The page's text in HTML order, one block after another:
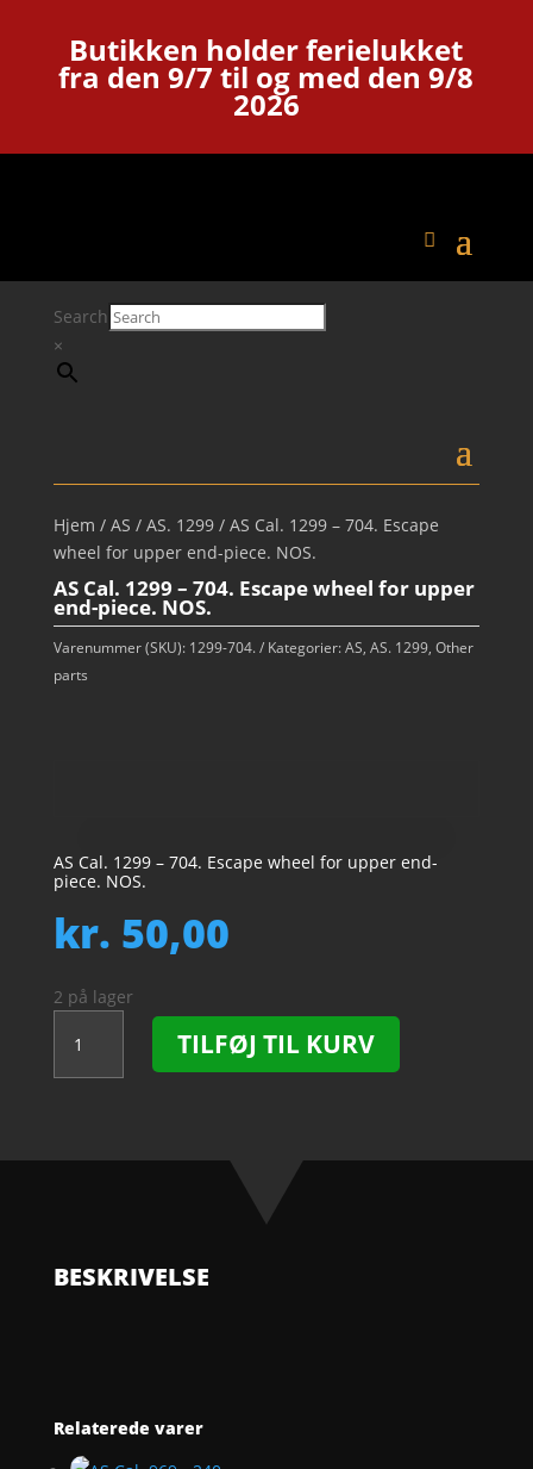
Butikken holder ferielukket
fra den 9/7 til og med den 9/8
2026
Search
×
Hjem / AS / AS. 1299/ AS Cal. 1299 – 704. Escape
wheel for upper end-piece. NOS.
AS Cal. 1299 – 704. Escape wheel for upper
end-piece. NOS.
Varenummer (SKU): 1299-704. Kategorier:AS, AS. 1299, Other
parts
AS Cal. 1299 – 704. Escape wheel for upper end-
piece. NOS.
kr. 50,00
2 på lager
Cal.
1299
Escape
end-
TILFØJ TIL KURV
BESKRIVELSE
Relaterede varer